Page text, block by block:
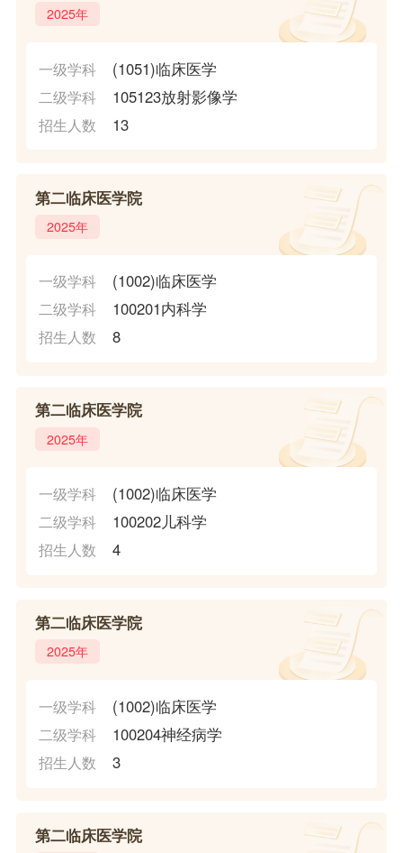
2025年
一级学科 (1051)临床医学
二级学科 105123放射影像学
招生人数 13
第二临床医学院
2025年
一级学科 (1002)临床医学
二级学科 100201内科学
招生人数 8
第二临床医学院
2025年
一级学科 (1002)临床医学
二级学科 100202儿科学
招生人数 4
第二临床医学院
2025年
一级学科 (1002)临床医学
二级学科 100204神经病学
招生人数 3
第二临床医学院